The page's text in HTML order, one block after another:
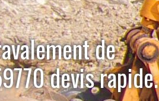
de
devis rapide.